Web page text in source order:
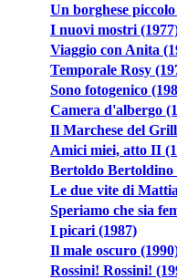
Un borghese
I nuovi mostri
Viaggio con Anita
Temporale Rosy
Sono fotogenico
Camera d'albergo
Il Marchese del
Amici miei, atto II
Bertoldo Bertoldino
Le due vite di
Speriamo che sia
I picari (1987)
Il male oscuro
Rossini! Rossini!